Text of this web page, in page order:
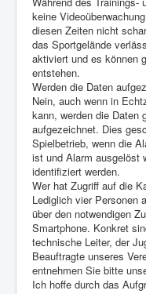
keine
diesen Zeiten nicht
das Sportgelände
aktiviert und es können
entstehen.
Werden die Daten
Nein, auch wenn in
kann, werden die Daten
aufgezeichnet. Dies
Spielbetrieb, wenn die
ist und Alarm ausgelöst
identifiziert werden.
Wer hat Zugriff auf die
Lediglich vier Personen
über den notwendigen
Smartphone. Konkret
technische Leiter, der
Beauftragte unseres
entnehmen Sie bitte
Ich hoffe durch das